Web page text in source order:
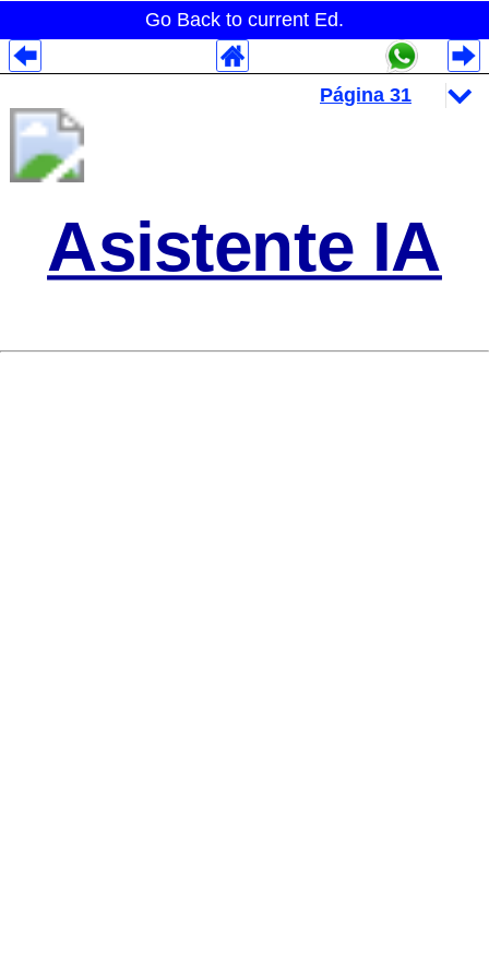
Go Back to current Ed.
Asistente IA
Despliegues Analytics
Despliegues Totales
Despliegues por Rubros